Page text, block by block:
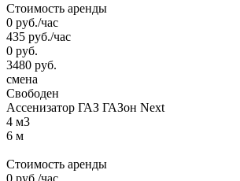
Стоимость аренды
0 руб./час
435 руб./час
0 руб.
3480 руб.
смена
Свободен
Ассенизатор ГАЗ ГАЗон Next
4 м3
6 м
Стоимость аренды
0 руб./час